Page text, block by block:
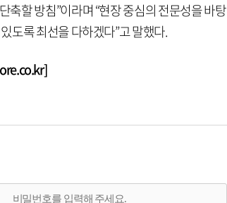
축할 방침”이라며 “현장 중심의 전문성을 바탕
도록 최선을 다하겠다”고 말했다.